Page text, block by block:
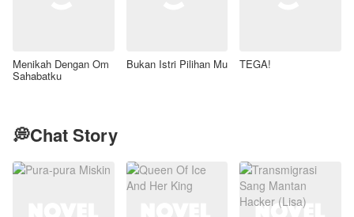
Menikah Dengan Om
Sahabatku
Bukan Istri Pilihan Mu TEGA!
💭Chat Story